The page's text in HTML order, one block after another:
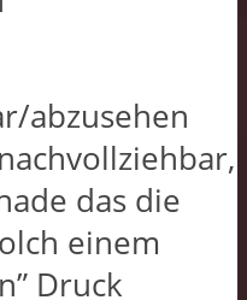
abzusehen
das die
einem
Druck